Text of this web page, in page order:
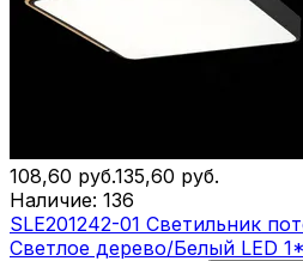
108,60 руб.135,60 руб.
Наличие: 136
SLE201242-01 Светильник
Светлое дерево/Белый LED